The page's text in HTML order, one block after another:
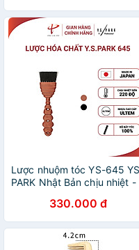
Lược nhuộm tóc YS-645 YS
PARK Nhật Bản chịu nhiệt -
330.000 đ